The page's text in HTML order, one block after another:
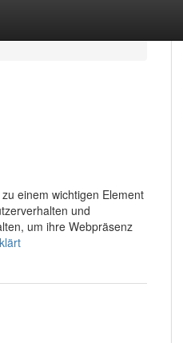
einem wichtigen Element
und
um ihre Webpräsenz